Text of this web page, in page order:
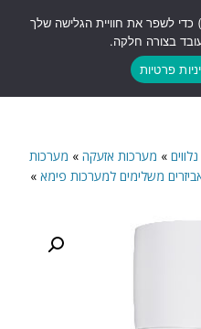
» מערכות אזעקה » מערכות
משלימים למערכות פימא »
אנחנו משתמשים בעוגיות (Cookies) כדי לשפר את חוויית הגלישה שלך
בצורה חלקה.
פרטיות